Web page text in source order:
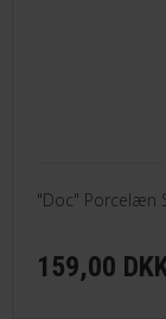
"Doc" Porcelæn
159,00